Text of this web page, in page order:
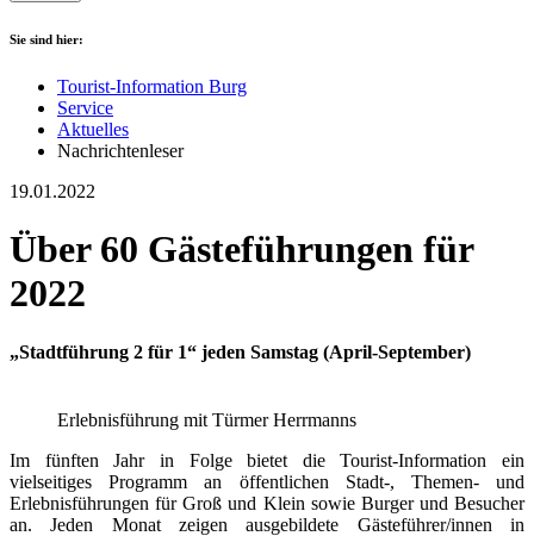
Sie sind hier:
Tourist-Information Burg
Service
Aktuelles
Nachrichtenleser
19.01.2022
Über 60 Gästeführungen für
2022
„Stadtführung 2 für 1“ jeden Samstag (April-September)
Erlebnisführung mit Türmer Herrmanns
Im fünften Jahr in Folge bietet die Tourist-Information ein
vielseitiges Programm an öffentlichen Stadt-, Themen- und
Erlebnisführungen für Groß und Klein sowie Burger und Besucher
an. Jeden Monat zeigen ausgebildete Gästeführer/innen in